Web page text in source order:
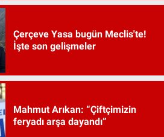
Çerçeve Yasa bugün Meclis'te!
İşte son gelişmeler
Mahmut Arıkan: “Çiftçimizin
feryadı arşa dayandı”